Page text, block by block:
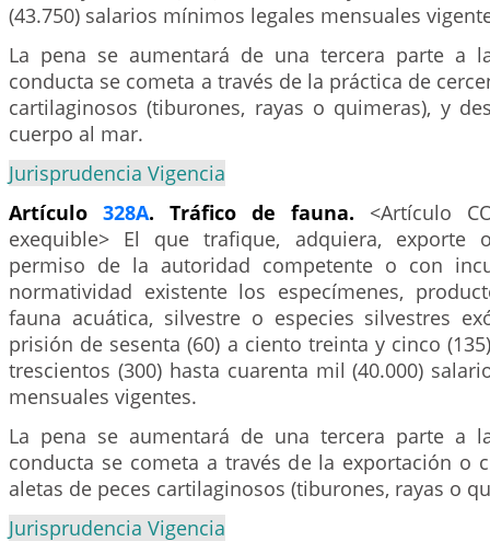
(43.750) salarios mínimos legales mensuales
La pena se aumentará de una tercera parte a
conducta se cometa a través de la práctica de
cartilaginosos (tiburones, rayas o quimeras), y
cuerpo al mar.
Jurisprudencia Vigencia
Artículo 328A. Tráfico de fauna. <Artículo
exequible> El que trafique, adquiera, exporte
permiso de la autoridad competente o con
normatividad existente los especímenes,
fauna acuática, silvestre o especies silvestres
prisión de sesenta (60) a ciento treinta y cinco
trescientos (300) hasta cuarenta mil (40.000)
mensuales vigentes.
La pena se aumentará de una tercera parte a
conducta se cometa a través de la exportación o
aletas de peces cartilaginosos (tiburones, rayas o
Jurisprudencia Vigencia